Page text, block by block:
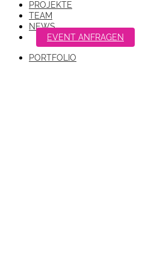
PROJEKTE
TEAM
NEWS
EVENT ANFRAGEN
PORTFOLIO